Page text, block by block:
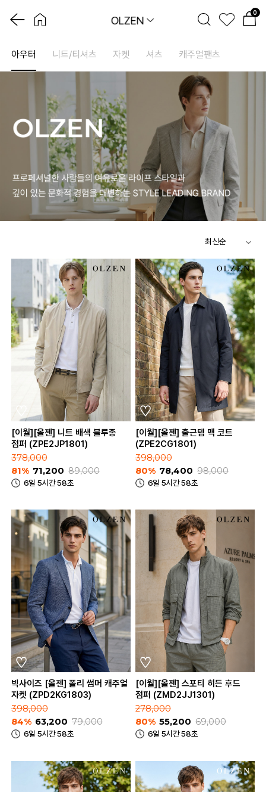
0
OLZEN
아우터 니트/티셔츠 자켓 셔츠 캐주얼팬츠
[이월][올젠] 니트 배색 블루종
점퍼 (ZPE2JP1801)
378,000
81% 71,200 89,000
6일 5시간 58초
[이월][올젠] 출근템 맥 코트
(ZPE2CG1801)
398,000
80% 78,400 98,000
6일 5시간 58초
빅사이즈 [올젠] 폴리 썸머 캐주얼
자켓 (ZPD2KG1803)
398,000
84% 63,200 79,000
6일 5시간 58초
[이월][올젠] 스포티 히든 후드
점퍼 (ZMD2JJ1301)
278,000
80% 55,200 69,000
6일 5시간 58초